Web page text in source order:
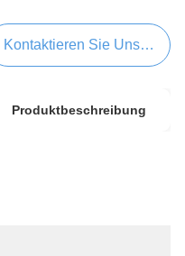
Kontaktieren Sie Uns Jetzt
Produktbeschreibung